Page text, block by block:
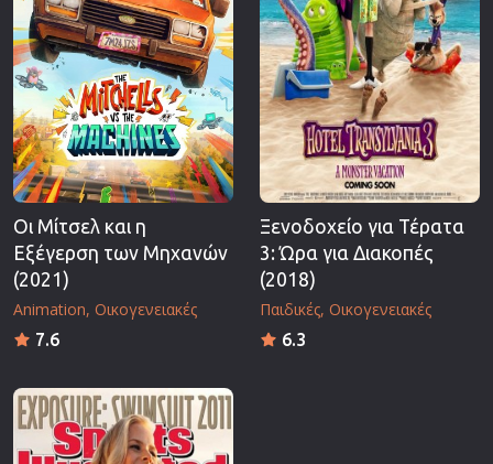
Θρίλερ
Ιστορικές
Καταστροφής
Κλασσικές
Οι Μίτσελ και η
Εξέγερση των Μηχανών
(2021)
Animation Οικογενειακές
7.6
Ξενοδοχείο για Τέρατα
3: Ώρα για Διακοπές
(2018)
Παιδικές Οικογενειακές
6.3